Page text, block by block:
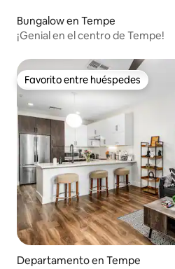
Bungalow en Tempe
¡Genial en el centro de Tempe!
Favorito entre huéspedes
Favorito entre huéspedes
Departamento en Tempe